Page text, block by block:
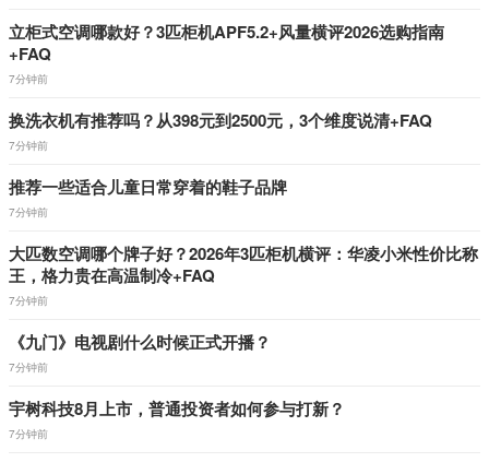
立柜式空调哪款好？3匹柜机APF5.2+风量横评2026选购指南
+FAQ
7分钟前
换洗衣机有推荐吗？从398元到2500元，3个维度说清+FAQ
7分钟前
推荐一些适合儿童日常穿着的鞋子品牌
7分钟前
大匹数空调哪个牌子好？2026年3匹柜机横评：华凌小米性价比称
王，格力贵在高温制冷+FAQ
7分钟前
《九门》电视剧什么时候正式开播？
7分钟前
宇树科技8月上市，普通投资者如何参与打新？
7分钟前